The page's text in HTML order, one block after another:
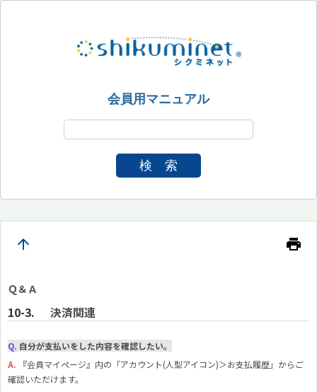
会員用マニュアル
検 索
arrow_upward print
Ｑ＆Ａ
決済関連
Q. 自分が支払いをした内容を確認したい。
A. 『会員マイページ』内の「アカウント(人型アイコン)＞お支払履歴」からご
確認いただけます。